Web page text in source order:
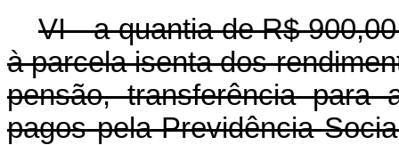
VI - a quantia de R$
à parcela isenta dos
pensão, transferência para
pagos pela Previdência